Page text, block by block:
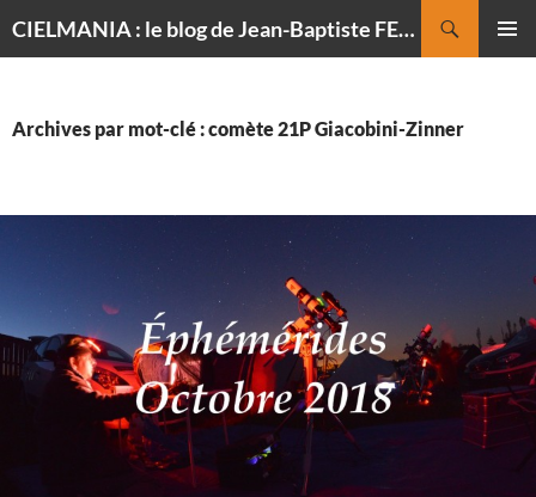
CIELMANIA : le blog de Jean-Baptiste FELDMANN, photographe du ciel
Archives par mot-clé : comète 21P Giacobini-Zinner